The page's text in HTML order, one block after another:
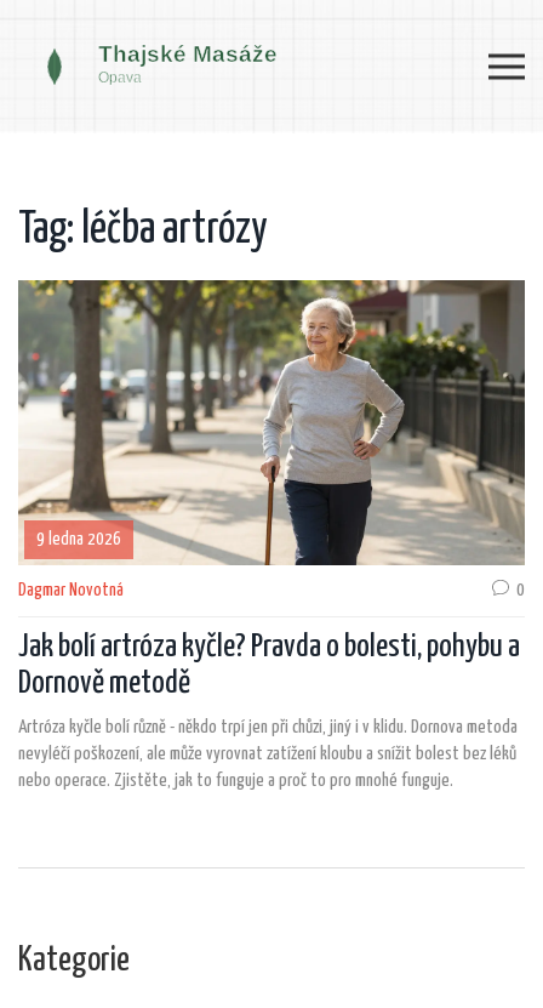
Tag: léčba artrózy
9 ledna 2026
Dagmar Novotná 0
Jak bolí artróza kyčle? Pravda o bolesti, pohybu a
Dornově metodě
Artróza kyčle bolí různě - někdo trpí jen při chůzi, jiný i v klidu. Dornova metoda
nevyléčí poškození, ale může vyrovnat zatížení kloubu a snížit bolest bez léků
nebo operace. Zjistěte, jak to funguje a proč to pro mnohé funguje.
Kategorie